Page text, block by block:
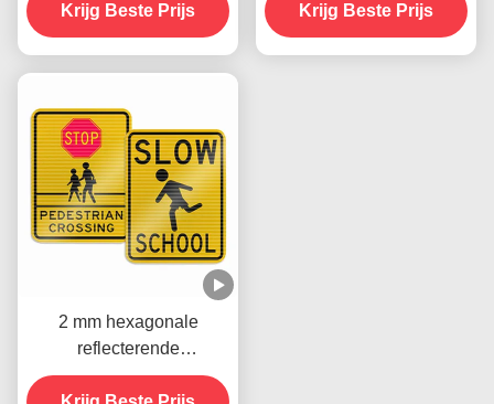
Versnellingsbeperking
Voor verkeersveiligheid
Krijg Beste Prijs
voertuigen die kunnen
worden afgedrukt
Krijg Beste Prijs
2 mm hexagonale
reflecterende
verkeersborden Verplicht